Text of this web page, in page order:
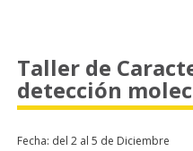
Taller de
detección
Fecha: del 2 al 5 de Diciembre